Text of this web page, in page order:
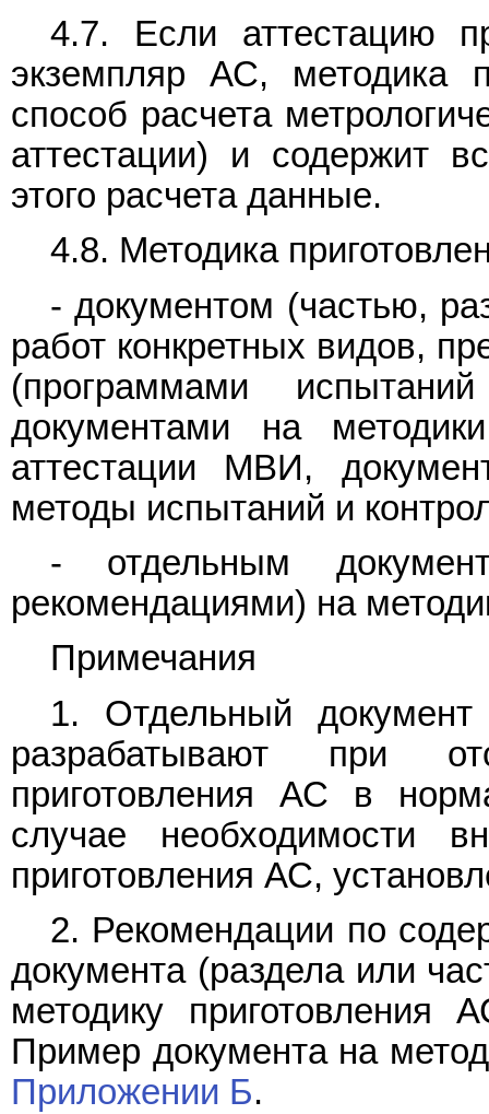
4.7. Если аттестацию
экземпляр АС, методика
способ расчета
аттестации) и содержит
этого расчета данные.
4.8. Методика
- документом (частью,
работ конкретных видов,
(программами
документами на
аттестации МВИ,
методы испытаний и
- отдельным
рекомендациями) на
Примечания
1. Отдельный
разрабатывают при
приготовления АС в
случае необходимости
приготовления АС,
2. Рекомендации по
документа (раздела или
методику
Пример документа на
Приложении Б.